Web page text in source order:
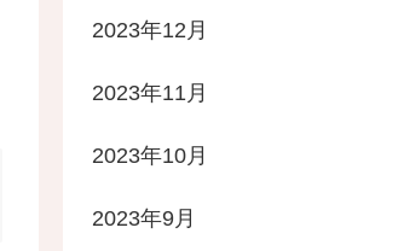
2023年12月
2023年11月
2023年10月
2023年9月